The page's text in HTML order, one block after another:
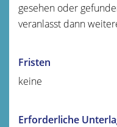
gesehen oder
veranlasst dann
Fristen
keine
Erforderliche